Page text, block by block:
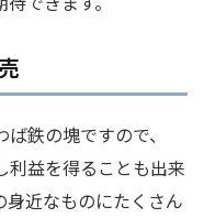
鉄の塊ですので、
利益を得ることも出来
身近なものにたくさん